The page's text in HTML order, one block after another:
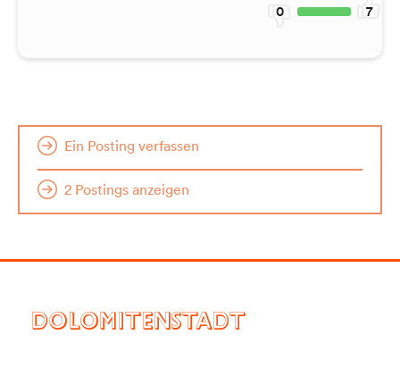
0 7
Ein Posting verfassen
2 Postings anzeigen
DOLOMITENSTADT